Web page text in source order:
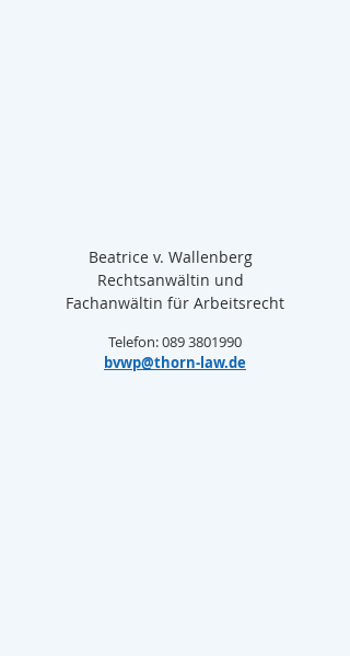
Beatrice v. Wallenberg
Rechtsanwältin und
Fachanwältin für Arbeitsrecht
Telefon: 089 3801990
bvwp@thorn-law.de